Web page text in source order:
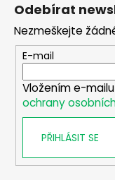
Odebírat
Nezmeškejte
E-mail
Vložením e-
ochrany
PŘIHLÁSIT SE